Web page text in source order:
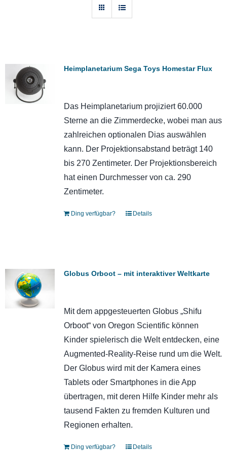
Heimplanetarium Sega Toys Homestar Flux
Das Heimplanetarium projiziert 60.000
Sterne an die Zimmerdecke, wobei man aus
zahlreichen optionalen Dias auswählen
kann. Der Projektionsabstand beträgt 140
bis 270 Zentimeter. Der Projektionsbereich
hat einen Durchmesser von ca. 290
Zentimeter.
Ding verfügbar? Details
Globus Orboot – mit interaktiver Weltkarte
Mit dem appgesteuerten Globus „Shifu
Orboot“ von Oregon Scientific können
Kinder spielerisch die Welt entdecken, eine
Augmented-Reality-Reise rund um die Welt.
Der Globus wird mit der Kamera eines
Tablets oder Smartphones in die App
übertragen, mit deren Hilfe Kinder mehr als
tausend Fakten zu fremden Kulturen und
Regionen erhalten.
Ding verfügbar? Details